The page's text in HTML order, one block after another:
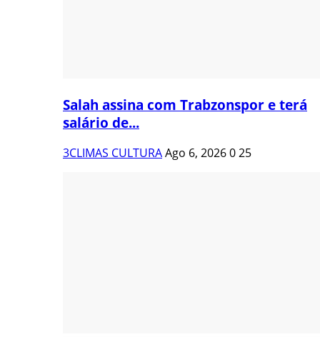
Salah assina com Trabzonspor e terá
salário de...
3CLIMAS CULTURAAgo 6, 2026025